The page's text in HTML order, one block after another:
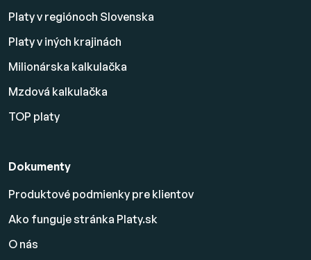
Platy v regiónoch Slovenska
Platy v iných krajinách
Milionárska kalkulačka
Mzdová kalkulačka
TOP platy
Dokumenty
Produktové podmienky pre klientov
Ako funguje stránka Platy.sk
O nás